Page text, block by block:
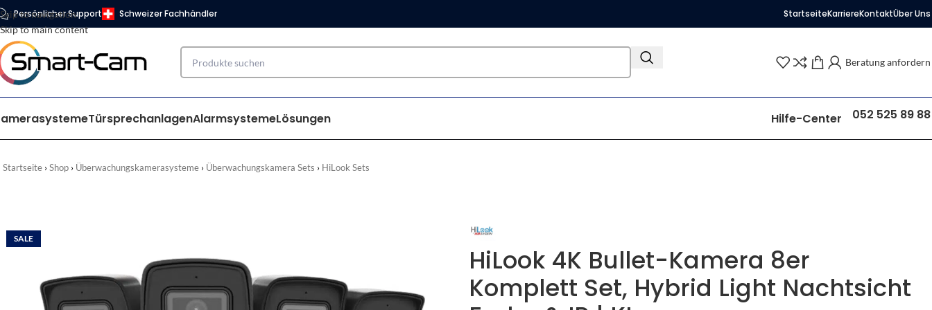
Skip to navigation
Skip to main content
Persönlicher Support Schweizer Fachhändler StartseiteKarriereKontaktÜber Uns
Beratung anfordern
TürsprechanlagenAlarmsystemeLösungen Hilfe-Center 052 525 89 88
Startseite Shop Überwachungskamerasysteme Überwachungskamera Sets HiLook Sets
SALE
HiLook 4K Bullet-Kamera 8er
Komplett Set, Hybrid Light Nachtsicht